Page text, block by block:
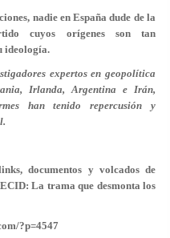
nadie en España dude de la
cuyos orígenes son tan
ideología.
expertos en geopolítica
Irlanda, Argentina e Irán,
han tenido repercusión y
documentos y volcados de
La trama que desmonta los
?p=4547